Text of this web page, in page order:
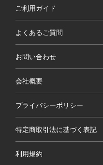
ご利用ガイド
よくあるご質問
お問い合わせ
会社概要
プライバシーポリシー
特定商取引法に基づく表記
利用規約